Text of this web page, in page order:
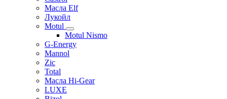
Масла Elf
Лукойл
Motul
Motul Nismo
G-Energy
Mannol
Zic
Total
Масла Hi-Gear
LUXE